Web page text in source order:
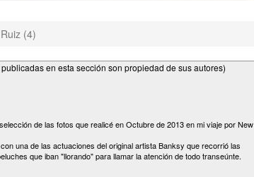
(4)
en esta sección son propiedad de sus autores)
de las fotos que realicé en Octubre de 2013 en mi viaje por New
una de las actuaciones del original artista Banksy que recorrió las
que iban "llorando" para llamar la atención de todo transeúnte.